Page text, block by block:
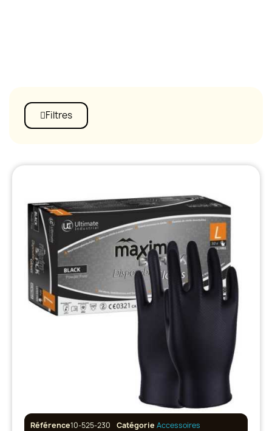
Filtres
Référence10-525-230 Catégorie Accessoires